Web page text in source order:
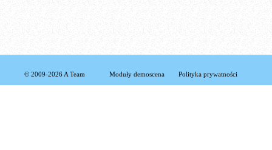
© 2009-2026 A Team Moduły demoscena Polityka prywatności